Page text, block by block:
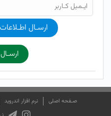
ارسـال
صـفحه اصلی نرم افزار اندروید